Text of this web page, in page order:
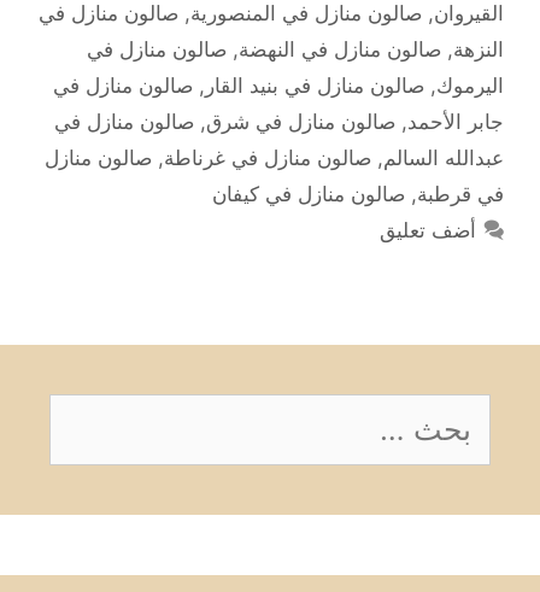
القيروان, صالون منازل في المنصورية, صالون منازل في
النزهة, صالون منازل في النهضة, صالون منازل في
اليرموك, صالون منازل في بنيد القار , صالون منازل في
جابر الأحمد, صالون منازل في شرق, صالون منازل في
عبدالله السالم, صالون منازل في غرناطة, صالون منازل
في قرطبة, صالون منازل في كيفان
أضف تعليق
البحث
عن: